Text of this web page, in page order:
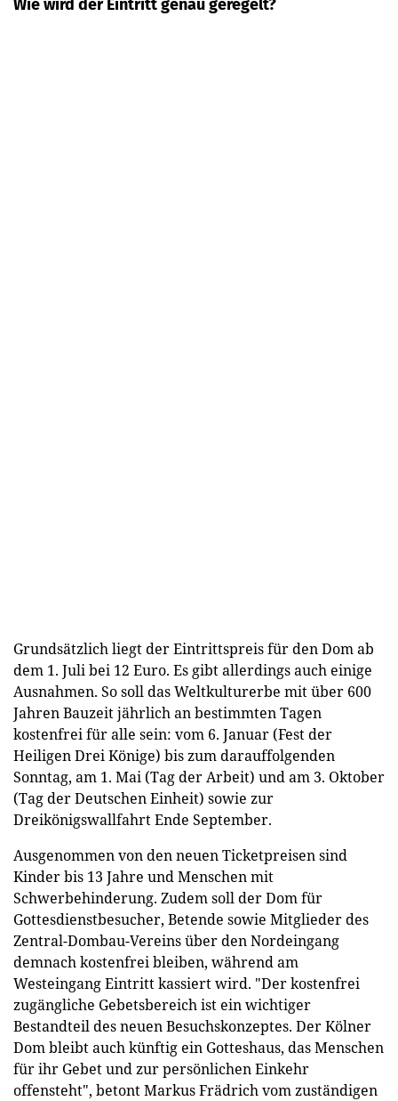
Wie wird der Eintritt genau geregelt?
Grundsätzlich liegt der Eintrittspreis für den Dom ab
dem 1. Juli bei 12 Euro. Es gibt allerdings auch einige
Ausnahmen. So soll das Weltkulturerbe mit über 600
Jahren Bauzeit jährlich an bestimmten Tagen
kostenfrei für alle sein: vom 6. Januar (Fest der
Heiligen Drei Könige) bis zum darauffolgenden
Sonntag, am 1. Mai (Tag der Arbeit) und am 3. Oktober
(Tag der Deutschen Einheit) sowie zur
Dreikönigswallfahrt Ende September.
Ausgenommen von den neuen Ticketpreisen sind
Kinder bis 13 Jahre und Menschen mit
Schwerbehinderung. Zudem soll der Dom für
Gottesdienstbesucher, Betende sowie Mitglieder des
Zentral-Dombau-Vereins über den Nordeingang
demnach kostenfrei bleiben, während am
Westeingang Eintritt kassiert wird. "Der kostenfrei
zugängliche Gebetsbereich ist ein wichtiger
Bestandteil des neuen Besuchskonzeptes. Der Kölner
Dom bleibt auch künftig ein Gotteshaus, das Menschen
für ihr Gebet und zur persönlichen Einkehr
offensteht", betont Markus Frädrich vom zuständigen